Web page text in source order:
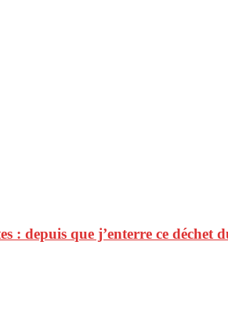
: depuis que j’enterre ce déchet